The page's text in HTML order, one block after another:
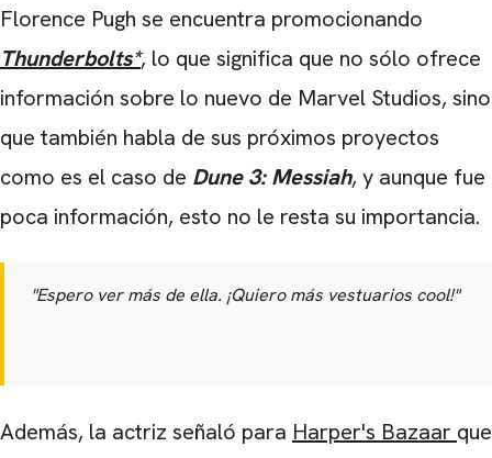
Florence Pugh se encuentra promocionando
Thunderbolts*, lo que significa que no sólo ofrece
información sobre lo nuevo de Marvel Studios, sino
que también habla de sus próximos proyectos
como es el caso de Dune 3: Messiah, y aunque fue
poca información, esto no le resta su importancia.
"Espero ver más de ella. ¡Quiero más vestuarios cool!"
Además, la actriz señaló para Harper's Bazaar que